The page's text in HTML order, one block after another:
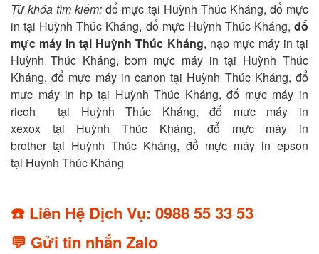
Từ khóa tìm kiếm: đổ mực tại Huỳnh Thúc Kháng, đổ mực
in tại Huỳnh Thúc Kháng, đổ mực Huỳnh Thúc Kháng, đổ
mực máy in tại Huỳnh Thúc Kháng, nạp mực máy in tại
Huỳnh Thúc Kháng, bơm mực máy in tại Huỳnh Thúc
Kháng, đổ mực máy in canon tại Huỳnh Thúc Kháng, đổ
mực máy in hp tại Huỳnh Thúc Kháng, đổ mực máy in
ricoh tại Huỳnh Thúc Kháng, đổ mực máy in
xexox tại Huỳnh Thúc Kháng, đổ mực máy in
brother tại Huỳnh Thúc Kháng, đổ mực máy in epson
tại Huỳnh Thúc Kháng
☎️ Liên Hệ Dịch Vụ: 0988 55 33 53
💬 Gửi tin nhắn Zalo